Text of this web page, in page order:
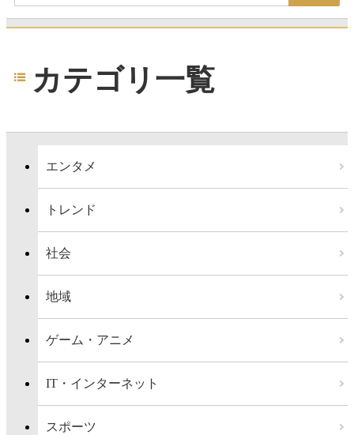
カテゴリ一覧
エンタメ
トレンド
社会
地域
ゲーム・アニメ
IT・インターネット
スポーツ